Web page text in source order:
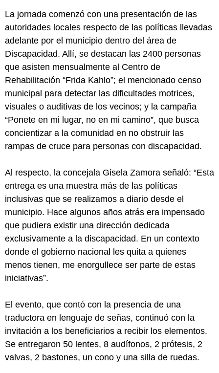
La jornada comenzó con una presentación de las
autoridades locales respecto de las políticas llevadas
adelante por el municipio dentro del área de
Discapacidad. Allí, se destacan las 2400 personas
que asisten mensualmente al Centro de
Rehabilitación “Frida Kahlo”; el mencionado censo
municipal para detectar las dificultades motrices,
visuales o auditivas de los vecinos; y la campaña
“Ponete en mi lugar, no en mi camino”, que busca
concientizar a la comunidad en no obstruir las
rampas de cruce para personas con discapacidad.
Al respecto, la concejala Gisela Zamora señaló: “Esta
entrega es una muestra más de las políticas
inclusivas que se realizamos a diario desde el
municipio. Hace algunos años atrás era impensado
que pudiera existir una dirección dedicada
exclusivamente a la discapacidad. En un contexto
donde el gobierno nacional les quita a quienes
menos tienen, me enorgullece ser parte de estas
iniciativas”.
El evento, que contó con la presencia de una
traductora en lenguaje de señas, continuó con la
invitación a los beneficiarios a recibir los elementos.
Se entregaron 50 lentes, 8 audífonos, 2 prótesis, 2
valvas, 2 bastones, un cono y una silla de ruedas.